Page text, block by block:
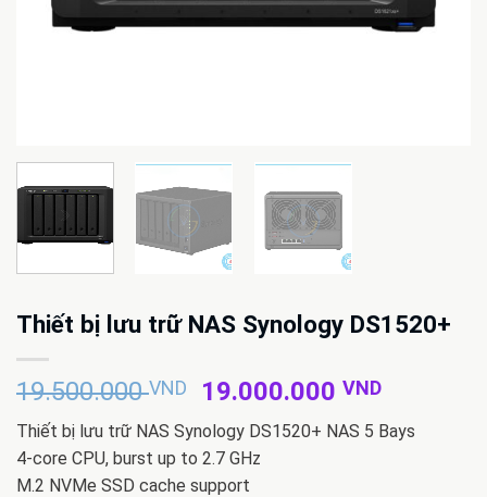
Thiết bị lưu trữ NAS Synology DS1520+
19.500.000VND
Giá
gốc
là:
19.500.000 VND.
19.000.000VNDGiá
hiện
tại
Thiết bị lưu trữ NAS Synology DS1520+ NAS 5 Bays
4-core CPU, burst up to 2.7 GHz
M.2 NVMe SSD cache support